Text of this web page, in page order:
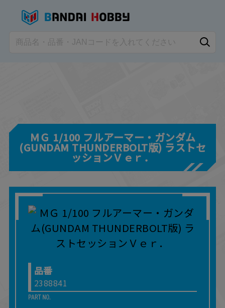
ＭＧ 1/100 フルアーマー・ガンダム
(GUNDAM THUNDERBOLT版) ラストセ
ッションＶｅｒ．
品番
2388841